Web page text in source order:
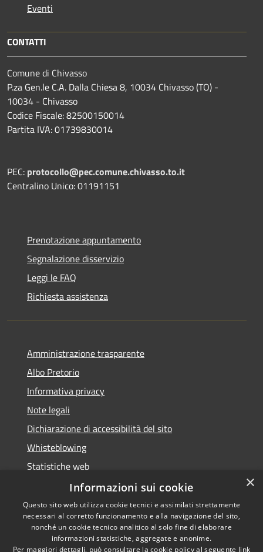
Eventi
CONTATTI
Comune di Chivasso
P.za Gen.le C.A. Dalla Chiesa 8, 10034 Chivasso (TO) -
10034 - Chivasso
Codice Fiscale: 82500150014
Partita IVA: 01739830014
PEC: protocollo@pec.comune.chivasso.to.it
Centralino Unico: 01191151
Prenotazione appuntamento
Segnalazione disservizio
Leggi le FAQ
Richiesta assistenza
Amministrazione trasparente
Albo Pretorio
Informativa privacy
Note legali
Dichiarazione di accessibilità del sito
Whisteblowing
Statistiche web
Segnalazioni di non conformità
RSS
Copyright © 2026 • Town of •
×
Informazioni sui cookie
Questo sito web utilizza cookie tecnici e assimilati strettamente
necessari al corretto funzionamento e alla navigazione del sito,
nonché un cookie tecnico analitico al solo fine di elaborare
informazioni statistiche, aggregate e anonime.
Per maggiori dettagli, può consultare la cookie policy al seguente link